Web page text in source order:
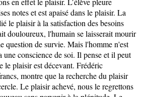
notes et est apaisé dans le plaisir. La
le plaisir à la satisfaction des besoins
douloureux, l'humain se laisserait mourir
question de survie. Mais l'homme n'est
conscience de soi. Il pense et il peut
le plaisir est décevant. Frédéric
montre que la recherche du plaisir
Le plaisir achevé, nous le regrettons